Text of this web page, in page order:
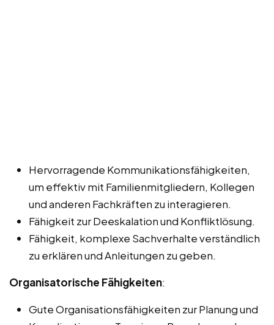
Hervorragende Kommunikationsfähigkeiten,
um effektiv mit Familienmitgliedern, Kollegen
und anderen Fachkräften zu interagieren.
Fähigkeit zur Deeskalation und Konfliktlösung.
Fähigkeit, komplexe Sachverhalte verständlich
zu erklären und Anleitungen zu geben.
Organisatorische Fähigkeiten:
Gute Organisationsfähigkeiten zur Planung und